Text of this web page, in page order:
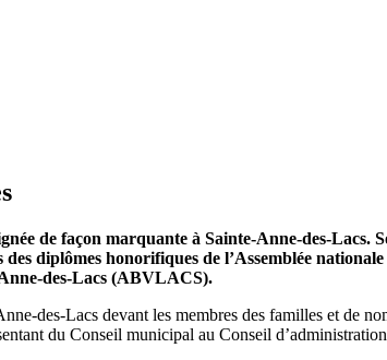
de façon marquante à Sainte-Anne-des-Lacs.
diplômes honorifiques de l’Assemblée
des-Lacs (ABVLACS).
des-Lacs devant les membres des familles et de
du Conseil municipal au Conseil